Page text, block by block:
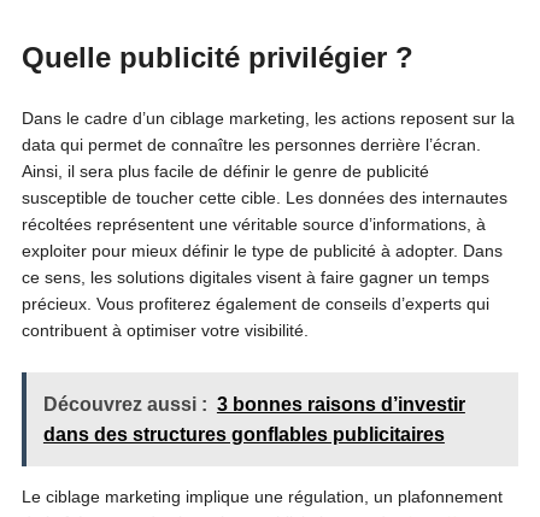
Quelle publicité privilégier ?
Dans le cadre d’un ciblage marketing, les actions reposent sur la
data qui permet de connaître les personnes derrière l’écran.
Ainsi, il sera plus facile de définir le genre de publicité
susceptible de toucher cette cible. Les données des internautes
récoltées représentent une véritable source d’informations, à
exploiter pour mieux définir le type de publicité à adopter. Dans
ce sens, les solutions digitales visent à faire gagner un temps
précieux. Vous profiterez également de conseils d’experts qui
contribuent à optimiser votre visibilité.
Découvrez aussi : 3 bonnes raisons d’investir
dans des structures gonflables publicitaires
Le ciblage marketing implique une régulation, un plafonnement